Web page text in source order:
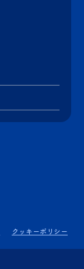
クッキーポリシー